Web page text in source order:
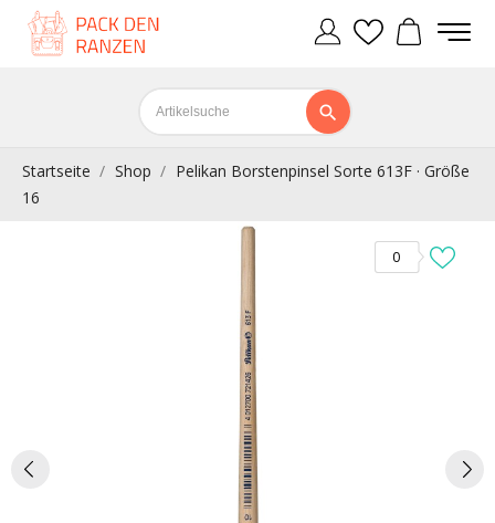
Startseite Shop
Pelikan Borstenpinsel Sorte 613F · Größe
16
0